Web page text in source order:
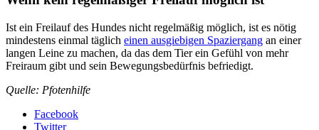
Ist ein Freilauf des Hundes nicht regelmäßig möglich, ist es nötig
mindestens einmal täglich einen ausgiebigen Spaziergang an einer
langen Leine zu machen, da das dem Tier ein Gefühl von mehr
Freiraum gibt und sein Bewegungsbedürfnis befriedigt.
Quelle: Pfotenhilfe
Facebook
Twitter